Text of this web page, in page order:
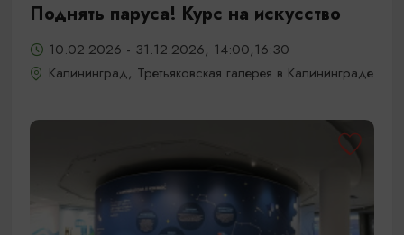
Поднять паруса! Курс на искусство
10.02.2026 - 31.12.2026, 14:00,16:30
Калининград, Третьяковская галерея в Калининграде